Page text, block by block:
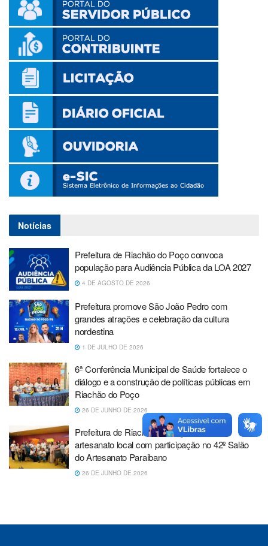
Notícias
Prefeitura de Riachão do Poço convoca
população para Audiência Pública da LOA 2027
4 DE AGOSTO DE 2026
Prefeitura promove São João Pedro com
grandes atrações e celebração da cultura
nordestina
1 DE JULHO DE 2026
6ª Conferência Municipal de Saúde fortalece o
diálogo e a construção de políticas públicas em
Riachão do Poço
26 DE JUNHO DE 2026
Prefeitura de Riachão do Poço fortalece o
artesanato local com participação no 42º Salão
do Artesanato Paraibano
26 DE JUNHO DE 2026